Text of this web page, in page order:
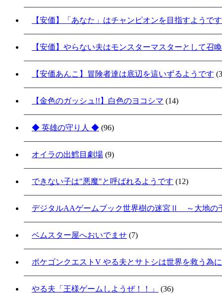
【安価】「あなた」はチャンピオンを目指すようで
【安価】やらない夫はモンスターマスターとして召
【安価あんこ】冒険者達は底辺を這いずるようです
【金色のガッシュ!!】白色のヨコシマ (14)
◆ 英雄の守り人 ◆ (96)
オイラの出鱈目劇場 (9)
できない子は"悪魔"と呼ばれるようです (12)
デジタルAAゲームブック世界樹の迷宮Ⅱ ～大地の
ベムスター屋へおいでませ (7)
ポケゴンクエストV やる夫とサトシは世界を救う為
やる夫「王様ゲームしようぜ！！」 (36)